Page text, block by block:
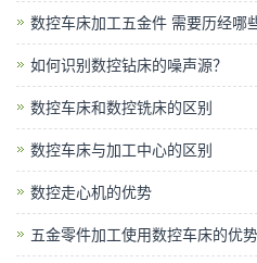
数控车床加工五金件 需要历经哪
如何识别数控钻床的噪声源？
数控车床和数控铣床的区别
数控车床与加工中心的区别
数控走心机的优势
五金零件加工使用数控车床的优势